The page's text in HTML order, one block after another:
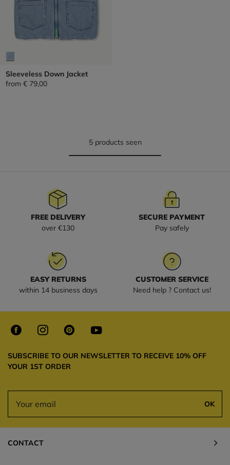
Sleeveless Down Jacket
from € 79,00
5 products seen
FREE DELIVERY
over €130
SECURE PAYMENT
Pay safely
EASY RETURNS
within 14 business days
CUSTOMER SERVICE
Need help ? Contact us!
SUBSCRIBE TO OUR NEWSLETTER TO RECEIVE 10% OFF
YOUR 1ST ORDER
OK
CONTACT